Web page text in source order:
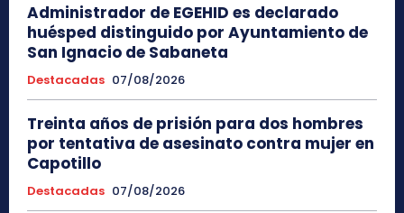
Administrador de EGEHID es declarado
huésped distinguido por Ayuntamiento de
San Ignacio de Sabaneta
Destacadas 07/08/2026
Treinta años de prisión para dos hombres
por tentativa de asesinato contra mujer en
Capotillo
Destacadas 07/08/2026